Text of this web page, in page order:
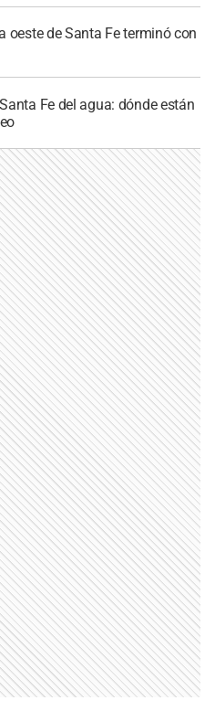
oeste de Santa Fe terminó con
Fe del agua: dónde están